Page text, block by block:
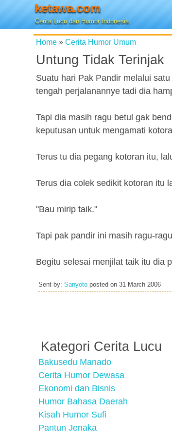
ketawa.com
Cerita Lucu dan Humor Indonesia
Home » Cerita Humor Umum
Untung Tidak Terinjak
Suatu hari Pak Pandir melalui
tengah perjalanannye tadi dia
Tapi dia masih ragu betul gak
keputusan untuk mengamati
Terus tu dia pegang kotoran itu,
Terus dia colek sedikit kotoran itu
"Bau mirip taik."
Tapi pak pandir ini masih ragu-
Begitu selesai menjilat taik itu dia
Sent by: Sanyoto posted on 31 March 2006
Kategori Cerita Lucu
Bakusedu Manado
Cerita Humor Dewasa
Ekonomi dan Bisnis
Humor Bahasa Daerah
Kisah Humor Sufi
Pantun Jenaka